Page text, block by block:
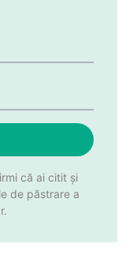
că ai citit și
de păstrare a